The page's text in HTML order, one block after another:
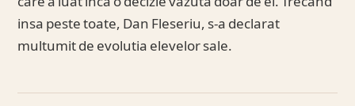
insa peste toate, Dan Fleseriu, s-a declarat
multumit de evolutia elevelor sale.